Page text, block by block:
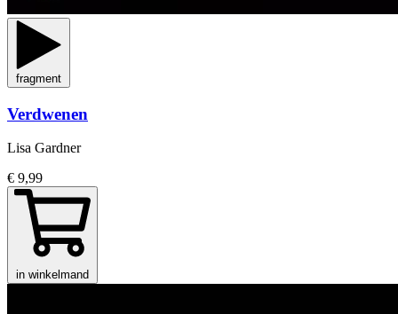
fragment
Verdwenen
Lisa Gardner
€ 9,99
in winkelmand